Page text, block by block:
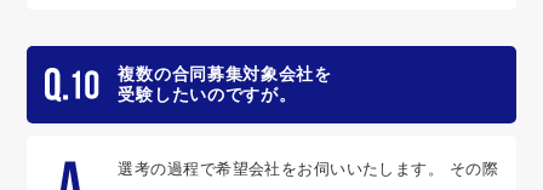
複数の合同募集対象会社を
受験したいのですが。
選考の過程で希望会社をお伺いいたします。 その際